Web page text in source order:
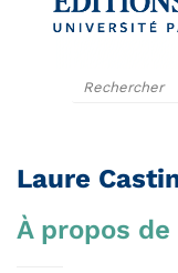
Laure
À propos de